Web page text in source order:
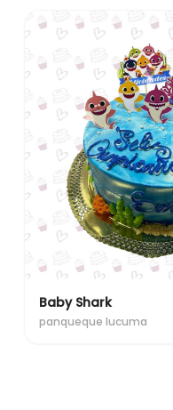
Baby Shark
panqueque lucuma